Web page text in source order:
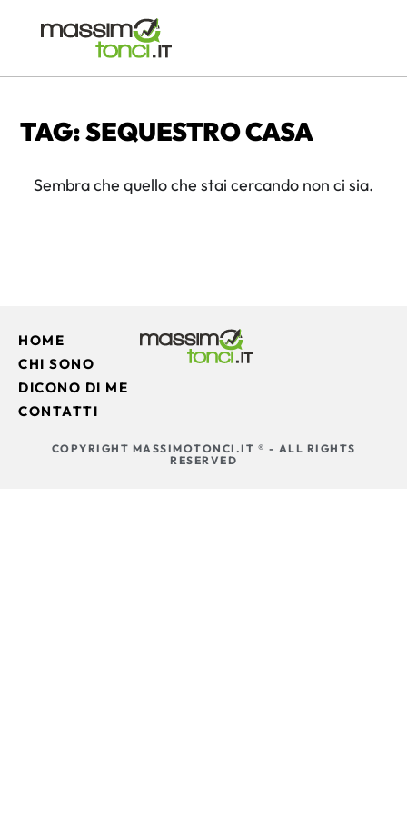
TAG: SEQUESTRO CASA
Sembra che quello che stai cercando non ci sia.
HOME
CHI SONO
DICONO DI ME
CONTATTI
COPYRIGHT MASSIMOTONCI.IT ® - ALL RIGHTS
RESERVED